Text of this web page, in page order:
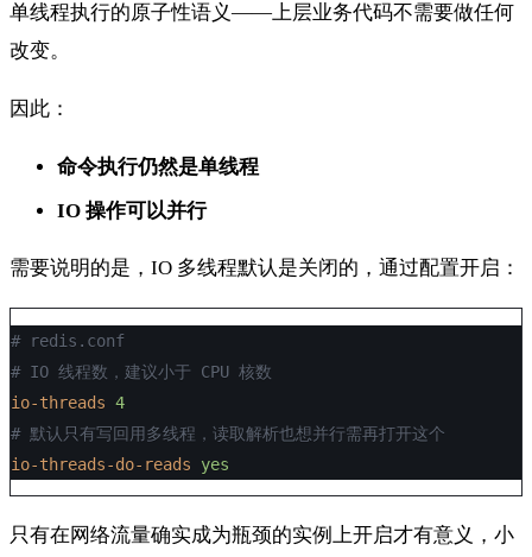
单线程执行的原子性语义——上层业务代码不需要做任何
改变。
因此：
命令执行仍然是单线程
IO 操作可以并行
需要说明的是，IO 多线程默认是关闭的，通过配置开启：
# redis.conf
# IO 线程数，建议小于 CPU 核数
io-threads 4
# 默认只有写回用多线程，读取解析也想并行需再打开这个
io-threads-do-reads
yes
只有在网络流量确实成为瓶颈的实例上开启才有意义，小